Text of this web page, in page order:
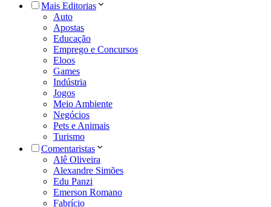
Mais Editorias
Auto
Apostas
Educação
Emprego e Concursos
Eloos
Games
Indústria
Jogos
Meio Ambiente
Negócios
Pets e Animais
Turismo
Comentaristas
Alê Oliveira
Alexandre Simões
Edu Panzi
Emerson Romano
Fabrício